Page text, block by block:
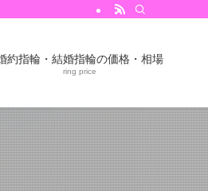
約指輪・結婚指輪の価格・相場
ring price